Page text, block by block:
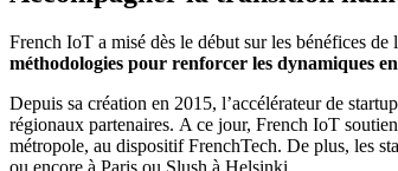
French IoT a misé dès le début sur les bénéfices de
méthodologies pour renforcer les dynamiques
Depuis sa création en 2015, l’accélérateur de
régionaux partenaires. A ce jour, French IoT
métropole, au dispositif FrenchTech. De plus, les